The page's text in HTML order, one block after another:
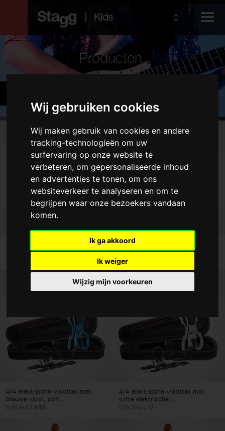
Wij gebruiken cookies
Wij maken gebruik van cookies en andere
tracking-technologieën om uw
surfervaring op onze website te
verbeteren, om gepersonaliseerde inhoud
en advertenties te tonen, om ons
websiteverkeer te analyseren en om te
begrijpen waar onze bezoekers vandaan
komen.
Ik ga akkoord
Ik weiger
Wijzig mijn voorkeuren
Kids
Producten
Hafabra-and
Producten
Houtblaasinstrumenten
Koperblaasinstrumenten
Diverse blaasinstrumenten
Snaarinstrumenten
Accessoires
4/4 elektro-akoestische viool,
massief esdoorn...
VN-4/4 ELEC
4/4 elektrische-vioolset met
zwarte viool, soft...
EVN X-4/4 BK
4/4 elektrische-vioolset met
blauwe viool, soft...
EVN X-4/4 MBL
4/4 elektrische-vioolset met
witte elektrische...
EVN X-4/4 WH